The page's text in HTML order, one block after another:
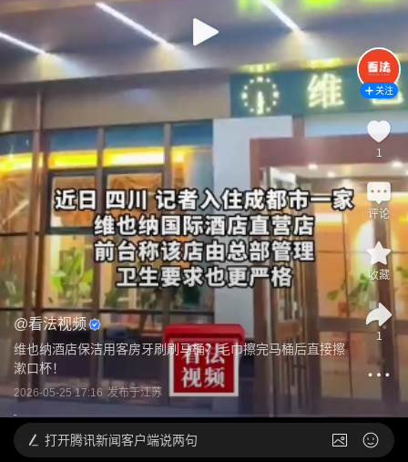
@看法视频
维也纳酒店保洁用客房牙刷刷马桶？毛巾擦完马桶后直接擦
漱口杯！
2026-05-25 17:16 发布于江苏
关注
1
评论
收藏
1
打开腾讯新闻客户端说两句